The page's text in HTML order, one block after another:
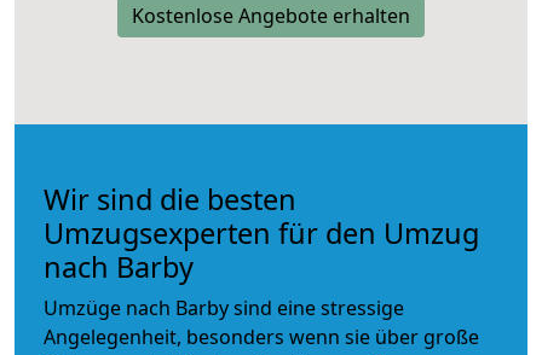
Kostenlose Angebote erhalten
Wir sind die besten
Umzugsexperten für den Umzug
nach Barby
Umzüge nach Barby sind eine stressige
Angelegenheit, besonders wenn sie über große